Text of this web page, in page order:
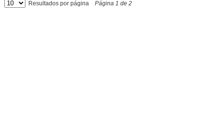
Resultados por página Página 1 de 2